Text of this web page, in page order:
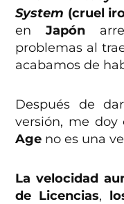
System (cruel
enJapón
problemas al
acabamos de
Después de
versión, me doy
Age no es una
La velocidad
de Licencias,